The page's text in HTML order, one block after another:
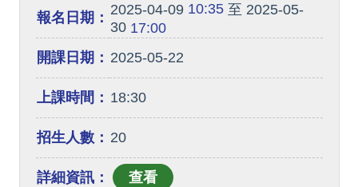
報名日期： 2025-04-0910:35至 2025-05-
3017:00
開課日期： 2025-05-22
上課時間： 18:30
招生人數： 20
詳細資訊：